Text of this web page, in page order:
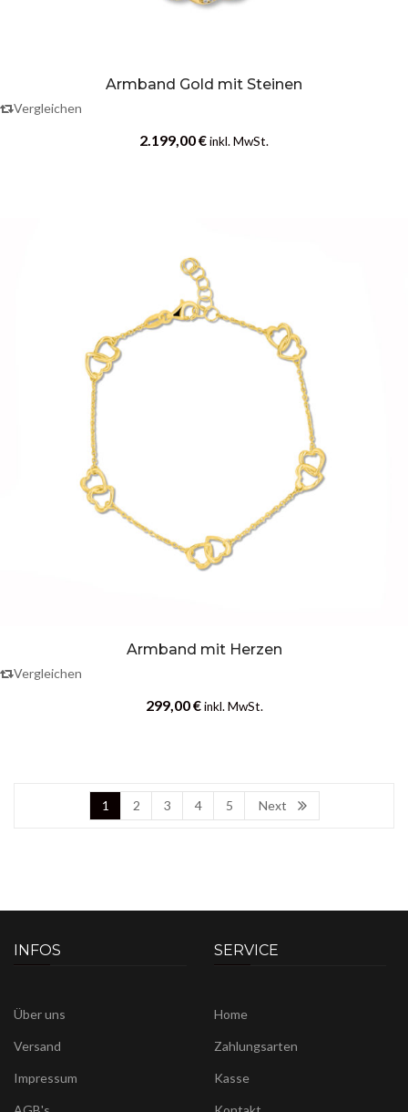
Armband Gold mit Steinen
Vergleichen
2.199,00€inkl. MwSt.
Armband mit Herzen
Vergleichen
299,00€ inkl. MwSt.
1 2 3 4 5 Next
INFOS
Über uns
Versand
Impressum
SERVICE
Home
Zahlungsarten
Kasse